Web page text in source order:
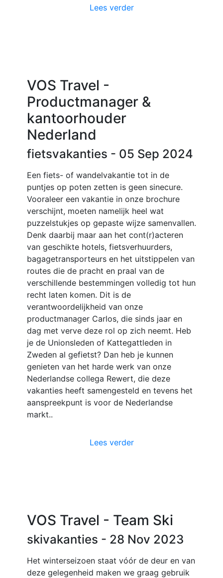
Lees verder
VOS Travel -
Productmanager &
kantoorhouder
Nederland
fietsvakanties - 05 Sep 2024
Een fiets- of wandelvakantie tot in de
puntjes op poten zetten is geen sinecure.
Vooraleer een vakantie in onze brochure
verschijnt, moeten namelijk heel wat
puzzelstukjes op gepaste wijze samenvallen.
Denk daarbij maar aan het cont(r)acteren
van geschikte hotels, fietsverhuurders,
bagagetransporteurs en het uitstippelen van
routes die de pracht en praal van de
verschillende bestemmingen volledig tot hun
recht laten komen. Dit is de
verantwoordelijkheid van onze
productmanager Carlos, die sinds jaar en
dag met verve deze rol op zich neemt. Heb
je de Unionsleden of Kattegattleden in
Zweden al gefietst? Dan heb je kunnen
genieten van het harde werk van onze
Nederlandse collega Rewert, die deze
vakanties heeft samengesteld en tevens het
aanspreekpunt is voor de Nederlandse
markt..
Lees verder
VOS Travel - Team Ski
skivakanties - 28 Nov 2023
Het winterseizoen staat vóór de deur en van
deze gelegenheid maken we graag gebruik